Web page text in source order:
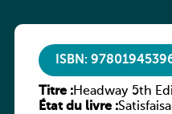
ISBN:
Titre :Headway 5th
Workbook
État du livre :